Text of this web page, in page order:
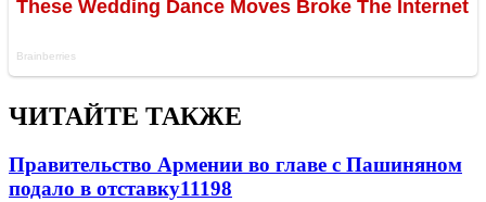
ЧИТАЙТЕ ТАКЖЕ
Правительство Армении во главе с Пашиняном
подало в отставку11198